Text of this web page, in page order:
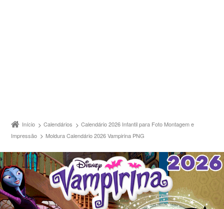
Início Calendários
Calendário 2026 Infantil para Foto Montagem e
Impressão
Moldura Calendário 2026 Vampirina PNG